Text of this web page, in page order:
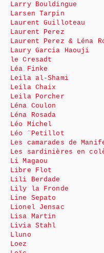
Larry Bouldingue
Larsen Tarpin
Laurent Guilloteau
Laurent Perez
Laurent Perez & Léna
Laury Garcia Haouji
le Cresadt
Léa Finke
Leila al-Shami
Leila Chaix
Leila Porcher
Léna Coulon
Léna Rosada
Léo Michel
Léo ¨Petillot
Les camarades de
Les sardinières en
Li Magaou
Libre Flot
Lili Berdade
Lily la Fronde
Line Sepato
Lionel Jensac
Lisa Martin
Livia Stahl
Lluno
Loez